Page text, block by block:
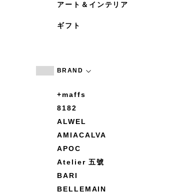
アート＆インテリア
ギフト
BRAND
+maffs
8182
ALWEL
AMIACALVA
APOC
Atelier 五號
BARI
BELLEMAIN